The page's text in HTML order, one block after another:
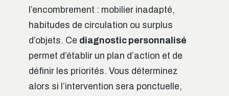
l’encombrement : mobilier inadapté,
habitudes de circulation ou surplus
d’objets. Ce diagnostic personnalisé
permet d’établir un plan d’action et de
définir les priorités. Vous déterminez
alors si l’intervention sera ponctuelle,